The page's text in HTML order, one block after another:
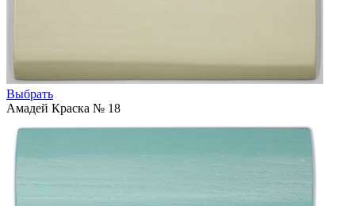
Выбрать
Амадей Краска № 18